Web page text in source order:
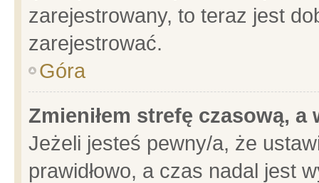
zarejestrowany, to teraz jest
zarejestrować.
Góra
Zmieniłem strefę czasową,
Jeżeli jesteś pewny/a, że
prawidłowo, a czas nadal jest